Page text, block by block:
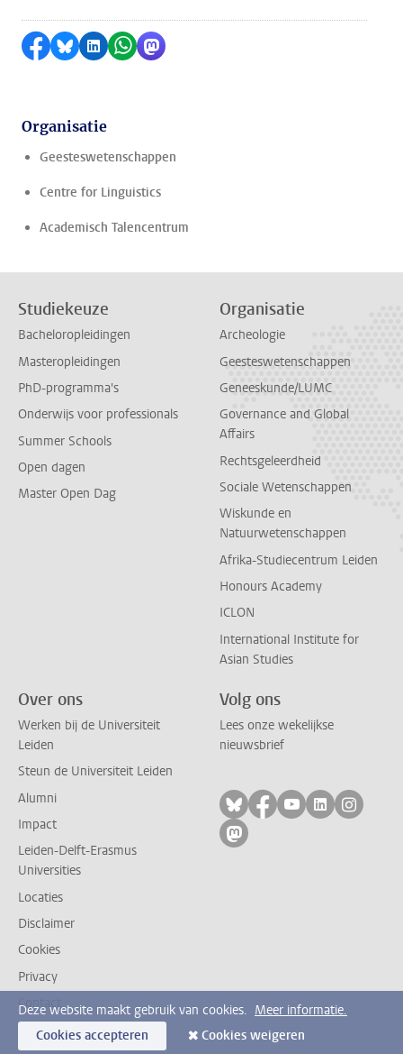
Delen op Facebook
Delen via Bluesky
Delen op LinkedIn
Delen via WhatsApp
Delen via Mastodon
Organisatie
Geesteswetenschappen
Centre for Linguistics
Academisch Talencentrum
Studiekeuze
Bacheloropleidingen
Masteropleidingen
PhD-programma's
Onderwijs voor professionals
Summer Schools
Open dagen
Master Open Dag
Organisatie
Archeologie
Geesteswetenschappen
Geneeskunde/LUMC
Governance and Global
Affairs
Rechtsgeleerdheid
Sociale Wetenschappen
Wiskunde en
Natuurwetenschappen
Afrika-Studiecentrum Leiden
Honours Academy
ICLON
International Institute for
Asian Studies
Over ons
Werken bij de Universiteit
Leiden
Steun de Universiteit Leiden
Alumni
Impact
Leiden-Delft-Erasmus
Universities
Locaties
Disclaimer
Cookies
Privacy
Contact
Volg ons
Lees onze wekelijkse
nieuwsbrief
Volg ons op bluesky
Volg ons op
Volg ons op
Volg ons
Volg
Volg ons op mastodon
Deze website maakt gebruik van cookies. Meer informatie.
Cookies accepteren
Cookies weigeren